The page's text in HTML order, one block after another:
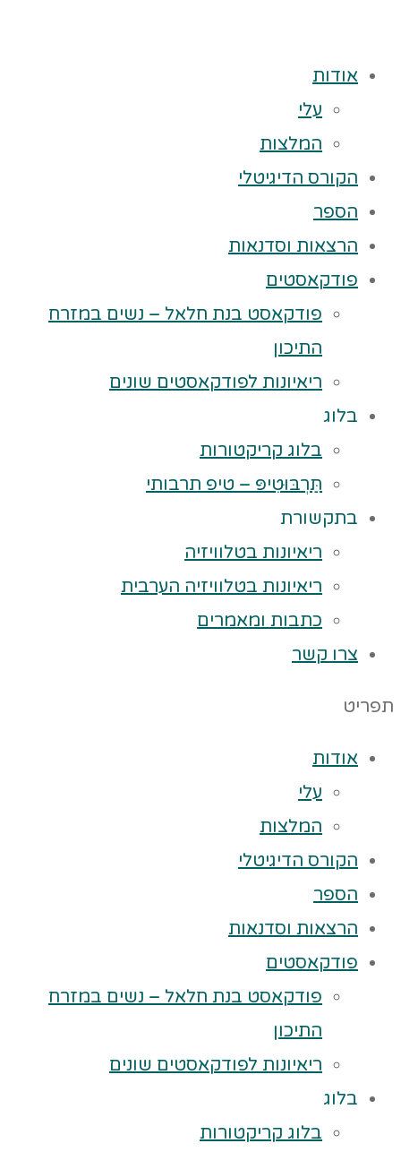
אודות
עלי
המלצות
הקורס הדיגיטלי
הספר
הרצאות וסדנאות
פודקאסטים
פודקאסט בנת חלאל – נשים במזרח
התיכון
ריאיונות לפודקאסטים שונים
בלוג
בלוג קריקטורות
תַּרְבּוּטִיפּ – טיפ תרבותי
בתקשורת
ריאיונות בטלוויזיה
ריאיונות בטלוויזיה הערבית
כתבות ומאמרים
צרו קשר
תפריט
אודות
עלי
המלצות
הקורס הדיגיטלי
הספר
הרצאות וסדנאות
פודקאסטים
פודקאסט בנת חלאל – נשים במזרח
התיכון
ריאיונות לפודקאסטים שונים
בלוג
בלוג קריקטורות